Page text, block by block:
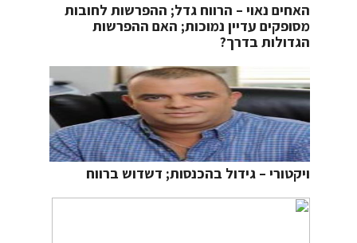
האחים נאוי – הרווח גדל; ההפרשות לחובות
מסופקים עדיין נמוכות; האם ההפרשות
הגדולות בדרך?
ויקטורי – גידול בהכנסות; דשדוש ברווח